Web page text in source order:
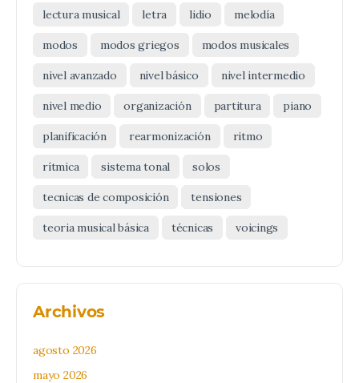
lectura musical letra lidio melodía
modos modos griegos modos musicales
nivel avanzado nivel básico nivel intermedio
nivel medio organización partitura piano
planificación rearmonización ritmo
rítmica sistema tonal solos
tecnicas de composición tensiones
teoria musical básica técnicas voicings
Archivos
agosto 2026
mayo 2026